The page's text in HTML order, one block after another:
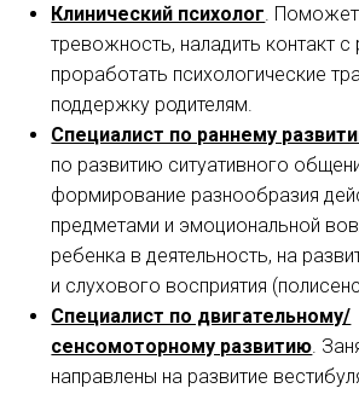
Клинический психолог. Поможет
тревожность, наладить контакт
проработать психологические
поддержку родителям.
Специалист по раннему
по развитию ситуативного
формирование разнообразия
предметами и эмоциональной
ребенка в деятельность, на
и слухового восприятия
Специалист по двигательному/
сенсомоторному развитию.
направлены на развитие